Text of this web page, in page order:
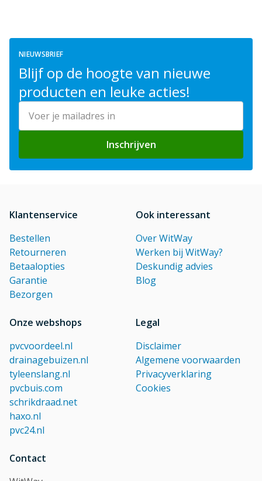
NIEUWSBRIEF
Blijf op de hoogte van nieuwe
producten en leuke acties!
Inschrijven
Klantenservice
Bestellen
Retourneren
Betaalopties
Garantie
Bezorgen
Ook interessant
Over WitWay
Werken bij WitWay?
Deskundig advies
Blog
Onze webshops
pvcvoordeel.nl
drainagebuizen.nl
tyleenslang.nl
pvcbuis.com
schrikdraad.net
haxo.nl
pvc24.nl
Legal
Disclaimer
Algemene voorwaarden
Privacyverklaring
Cookies
Contact